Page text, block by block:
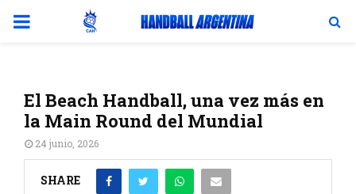
PRIMARY
El Beach Handball, una vez más en
la Main Round del Mundial
24 junio, 2026
SHARE